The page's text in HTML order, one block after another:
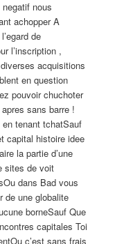
nous
achopper A
de
l’inscription ,
acquisitions
en question
pouvoir chuchoter
sans barre !
tenant tchatSauf
capital histoire idee
la partie d’une
sites de voit
dans Bad vous
de une globalite
borneSauf Que
capitales Toi
c’est sans frais